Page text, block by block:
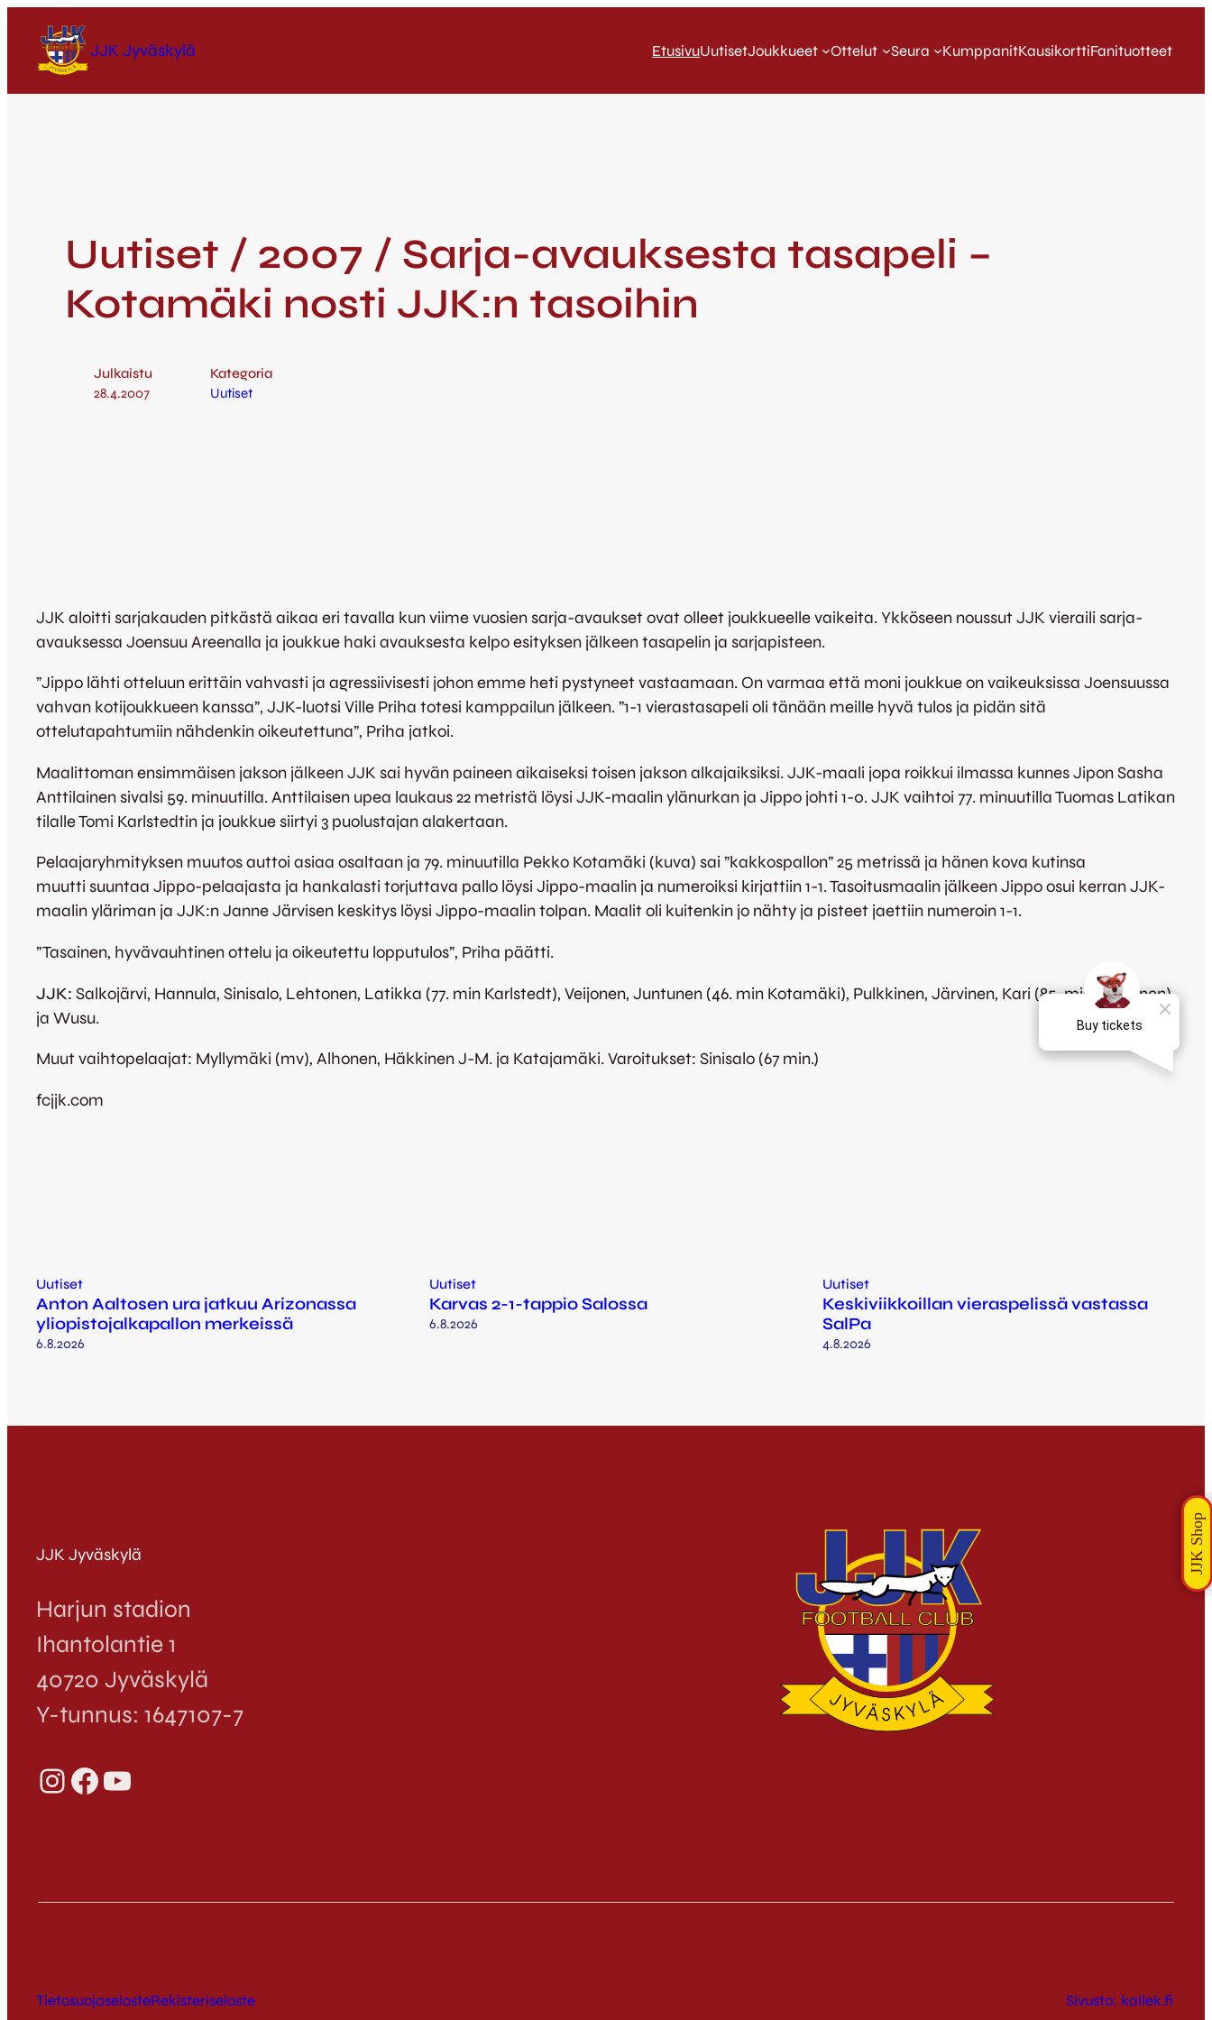
JJK Jyväskylä EtusivuUutisetJoukkueet Ottelut Seura KumppanitKausikorttiFanituotteet
Uutiset / 2007 / Sarja-avauksesta tasapeli –
Kotamäki nosti JJK:n tasoihin
Julkaistu
28.4.2007
Kategoria
Uutiset
JJK aloitti sarjakauden pitkästä aikaa eri tavalla kun viime vuosien sarja-avaukset ovat olleet joukkueelle vaikeita. Ykköseen noussut JJK vieraili sarja-
avauksessa Joensuu Areenalla ja joukkue haki avauksesta kelpo esityksen jälkeen tasapelin ja sarjapisteen.
”Jippo lähti otteluun erittäin vahvasti ja agressiivisesti johon emme heti pystyneet vastaamaan. On varmaa että moni joukkue on vaikeuksissa Joensuussa
vahvan kotijoukkueen kanssa”, JJK-luotsi Ville Priha totesi kamppailun jälkeen. ”1-1 vierastasapeli oli tänään meille hyvä tulos ja pidän sitä
ottelutapahtumiin nähdenkin oikeutettuna”, Priha jatkoi.
Maalittoman ensimmäisen jakson jälkeen JJK sai hyvän paineen aikaiseksi toisen jakson alkajaiksiksi. JJK-maali jopa roikkui ilmassa kunnes Jipon Sasha
Anttilainen sivalsi 59. minuutilla. Anttilaisen upea laukaus 22 metristä löysi JJK-maalin ylänurkan ja Jippo johti 1-0. JJK vaihtoi 77. minuutilla Tuomas Latikan
tilalle Tomi Karlstedtin ja joukkue siirtyi 3 puolustajan alakertaan.
Pelaajaryhmityksen muutos auttoi asiaa osaltaan ja 79. minuutilla Pekko Kotamäki (kuva) sai ”kakkospallon” 25 metrissä ja hänen kova kutinsa
muutti suuntaa Jippo-pelaajasta ja hankalasti torjuttava pallo löysi Jippo-maalin ja numeroiksi kirjattiin 1-1. Tasoitusmaalin jälkeen Jippo osui kerran JJK-
maalin yläriman ja JJK:n Janne Järvisen keskitys löysi Jippo-maalin tolpan. Maalit oli kuitenkin jo nähty ja pisteet jaettiin numeroin 1-1.
”Tasainen, hyvävauhtinen ottelu ja oikeutettu lopputulos”, Priha päätti.
JJK: Salkojärvi, Hannula, Sinisalo, Lehtonen, Latikka (77. min Karlstedt), Veijonen, Juntunen (46. min Kotamäki), Pulkkinen, Järvinen, Kari (85. min Miettinen)
ja Wusu.
Muut vaihtopelaajat: Myllymäki (mv), Alhonen, Häkkinen J-M. ja Katajamäki. Varoitukset: Sinisalo (67 min.)
fcjjk.com
Uutiset
Anton Aaltosen ura jatkuu Arizonassa
yliopistojalkapallon merkeissä
6.8.2026
Uutiset
Karvas 2-1-tappio Salossa
6.8.2026
Uutiset
Keskiviikkoillan vieraspelissä vastassa
SalPa
4.8.2026
JJK Jyväskylä
Harjun stadion
Ihantolantie 1
40720 Jyväskylä
Y-tunnus: 1647107-7
InstagramFacebook YouTube
TietosuojaselosteRekisteriseloste Sivusto: kallek.fi